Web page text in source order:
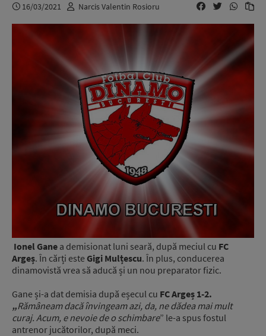
16/03/2021 Narcis Valentin Rosioru
Ionel Gane a demisionat luni seară, după meciul cu FC
Argeș. În cărți este Gigi Mulțescu. În plus, conducerea
dinamovistă vrea să aducă și un nou preparator fizic.
Gane și-a dat demisia după eșecul cu FC Argeș 1-2.
„Rămâneam dacă învingeam azi, da, ne dădea mai mult
curaj. Acum, e nevoie de o schimbare” le-a spus fostul
antrenor jucătorilor, după meci.